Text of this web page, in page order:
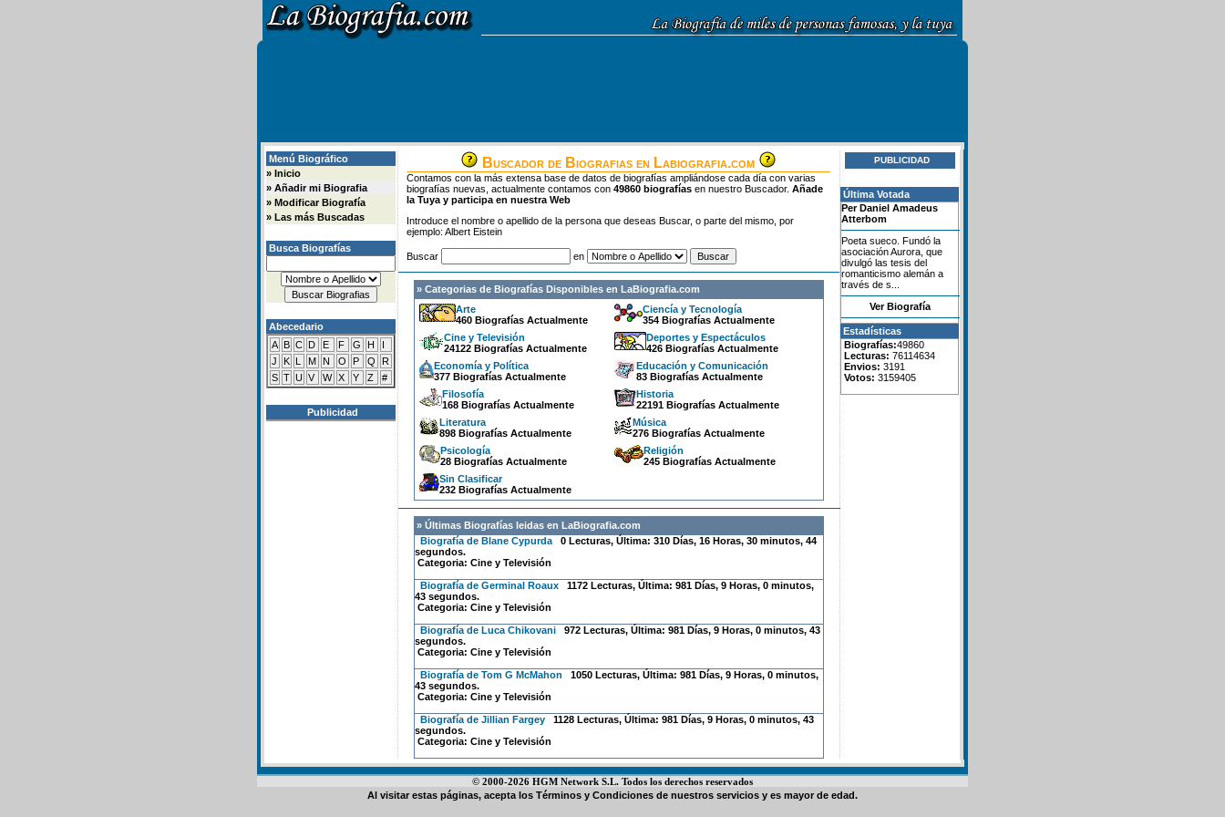
Menú Biográfico
» Inicio
» Añadir mi Biografia
» Modificar Biografía
» Las más Buscadas
Busca Biografías
Abecedario
A B C D E F G H
I
J
K L M N O P Q
R
S T U V W X Y Z #
Publicidad
Buscador de Biografias en Labiografia.com
Contamos con la más extensa base de datos de biografías ampliándose cada día con varias
biografías nuevas, actualmente contamos con 49860 biografías en nuestro Buscador. Añade
la Tuya y participa en nuestra Web
Introduce el nombre o apellido de la persona que deseas Buscar, o parte del mismo, por
ejemplo: Albert Eistein
Buscar en
» Categorias de Biografías Disponibles en LaBiografia.com
Arte
460 Biografías Actualmente
Ciencía y Tecnología
354 Biografías Actualmente
Cine y Televisión
24122 Biografías Actualmente
Deportes y Espectáculos
426 Biografías Actualmente
Economía y Política
377 Biografías Actualmente
Educación y Comunicación
83 Biografías Actualmente
Filosofía
168 Biografías Actualmente
Historia
22191 Biografías Actualmente
Literatura
898 Biografías Actualmente
Música
276 Biografías Actualmente
Psicología
28 Biografías Actualmente
Religión
245 Biografías Actualmente
Sin Clasificar
232 Biografías Actualmente
» Últimas Biografías leidas en LaBiografia.com
Biografía de Blane Cypurda
0 Lecturas, Última: 310 Días, 16 Horas, 30 minutos, 44
segundos.
Categoria: Cine y Televisión
Biografía de Germinal Roaux
1172 Lecturas, Última: 981 Días, 9 Horas, 0 minutos,
43 segundos.
Categoria: Cine y Televisión
Biografía de Luca Chikovani
972 Lecturas, Última: 981 Días, 9 Horas, 0 minutos, 43
segundos.
Categoria: Cine y Televisión
Biografía de Tom G McMahon
1050 Lecturas, Última: 981 Días, 9 Horas, 0 minutos,
43 segundos.
Categoria: Cine y Televisión
Biografía de Jillian Fargey
1128 Lecturas, Última: 981 Días, 9 Horas, 0 minutos, 43
segundos.
Categoria: Cine y Televisión
PUBLICIDAD
Última Votada
Per Daniel Amadeus
Atterbom
Poeta sueco. Fundó la
asociación Aurora, que
divulgó las tesis del
romanticismo alemán a
través de s...
Ver Biografía
Estadísticas
Biografías:49860
Lecturas: 76114634
Envios: 3191
Votos: 3159405
© 2000-2026 HGM Network S.L. Todos los derechos reservados
Al visitar estas páginas, acepta los Términos y Condiciones de nuestros servicios y es mayor de edad.